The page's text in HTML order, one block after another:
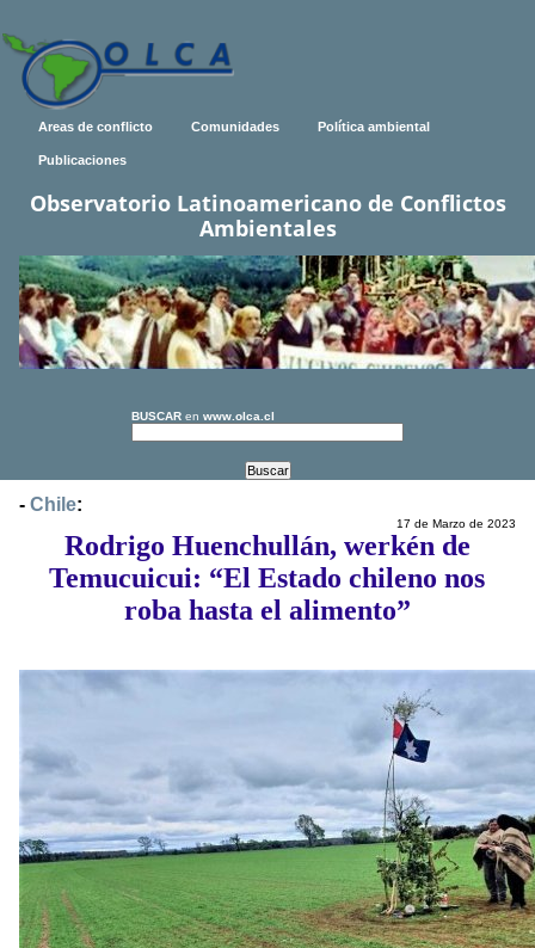
Areas de conflicto Comunidades Política ambiental
Publicaciones
Observatorio Latinoamericano de Conflictos
Ambientales
BUSCAR en www.olca.cl
- Chile:
17 de Marzo de 2023
Rodrigo Huenchullán, werkén de
Temucuicui: “El Estado chileno nos
roba hasta el alimento”